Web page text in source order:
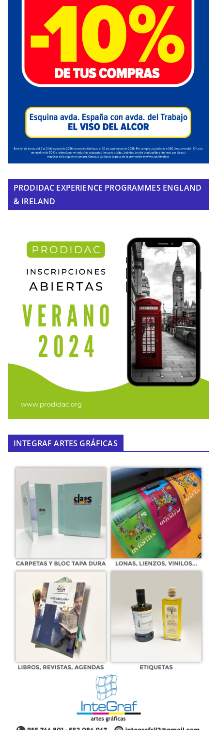
PRODIDAC EXPERIENCE PROGRAMMES ENGLAND
& IRELAND
INTEGRAF ARTES GRÁFICAS